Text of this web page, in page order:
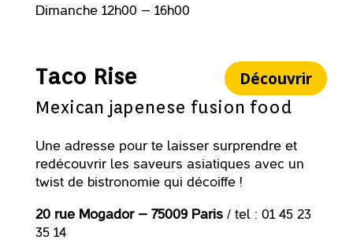
Dimanche 12h00 – 16h00
Taco Rise
Mexican japenese fusion food
Une adresse pour te laisser surprendre et
redécouvrir les saveurs asiatiques avec un
twist de bistronomie qui décoiffe !
20 rue Mogador – 75009 Paris/ tel : 01 45 23
35 14
Découvrir